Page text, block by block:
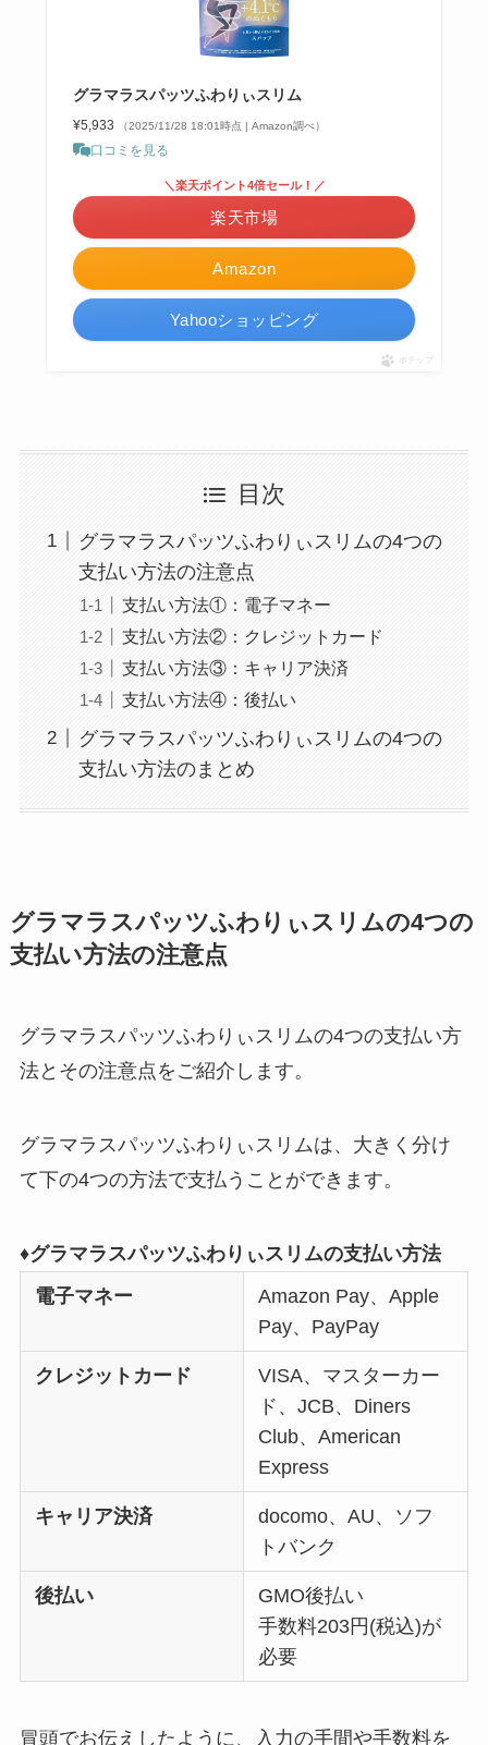
グラマラスパッツふわりぃスリム
¥5,933 （2025/11/28 18:01時点 | Amazon調べ）
口コミを見る
Amazon
＼楽天ポイント4倍セール！／
楽天市場
Yahooショッピング
ポチップ
目次
グラマラスパッツふわりぃスリムの4つの
支払い方法の注意点
支払い方法①：電子マネー
支払い方法②：クレジットカード
支払い方法③：キャリア決済
支払い方法④：後払い
グラマラスパッツふわりぃスリムの4つの
支払い方法のまとめ
グラマラスパッツふわりぃスリムの4つの
支払い方法の注意点
グラマラスパッツふわりぃスリムの4つの支払い方
法とその注意点をご紹介します。
グラマラスパッツふわりぃスリムは、大きく分け
て下の4つの方法で支払うことができます。
♦グラマラスパッツふわりぃスリムの支払い方法
電子マネー
Amazon Pay、Apple
Pay、PayPay
クレジットカード
VISA、マスターカー
ド、JCB、Diners
Club、American
Express
キャリア決済
docomo、AU、ソフ
トバンク
後払い
GMO後払い
手数料203円(税込)が
必要
冒頭でお伝えしたように、入力の手間や手数料を